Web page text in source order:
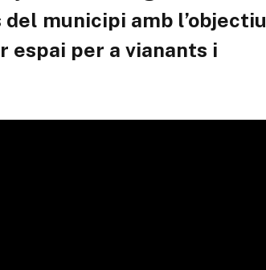
municipi amb l’objectiu
espai per a vianants i